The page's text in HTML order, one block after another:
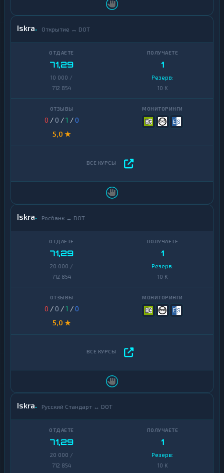
Iskra Открытие ↔ DOT
71,29
10 000 /
712 854
1
Резерв:
10 K
0 / 0 /1 /0
5,0 ★
Iskra Росбанк ↔ DOT
71,29
20 000 /
712 854
1
Резерв:
10 K
0 / 0 /1 /0
5,0 ★
Iskra Русский Стандарт ↔ DOT
71,29
20 000 /
712 854
1
Резерв:
10 K